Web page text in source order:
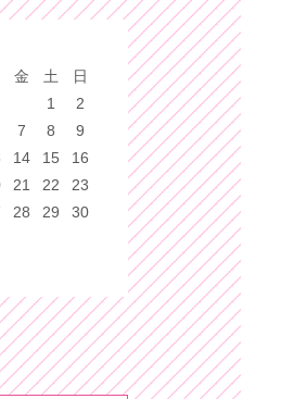
金 土
日
1
2
7 8
9
14 15
16
21 22
23
28 29
30